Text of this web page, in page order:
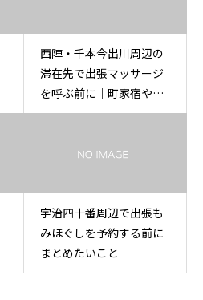
西陣・千本今出川周辺の
滞在先で出張マッサージ
を呼ぶ前に｜町家宿や住
宅街での場所の伝え方
宇治四十番周辺で出張も
みほぐしを予約する前に
まとめたいこと